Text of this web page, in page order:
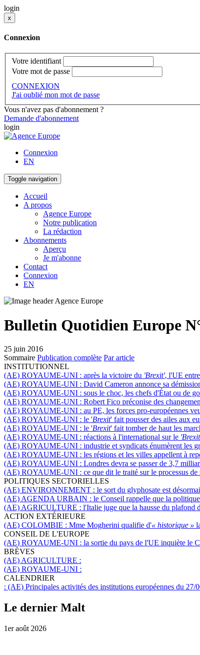
login
x
Connexion
Votre identifiant
Votre mot de passe
CONNEXION
J'ai oublié mon mot de passe
Vous n'avez pas d'abonnement ?
Demande d'abonnement
login
Connexion
EN
Toggle navigation
Accueil
A propos
Agence Europe
Notre publication
La rédaction
Abonnements
Aperçu
Je m'abonne
Contact
Connexion
EN
Bulletin Quotidien Europe
25 juin 2016
Sommaire Publication complète Par article
INSTITUTIONNEL
(AE) ROYAUME-UNI : après la victoire du 'Brexit', l'UE
(AE) ROYAUME-UNI : David Cameron annonce sa
(AE) ROYAUME-UNI : sous le choc, les chefs d'État ou de
(AE) ROYAUME-UNI : Robert Fico préconise des
(AE) ROYAUME-UNI : au PE, les forces pro-européennes
(AE) ROYAUME-UNI : le 'Brexit' fait pousser des ailes aux
(AE) ROYAUME-UNI : le 'Brexit' fait tomber de haut les
(AE) ROYAUME-UNI : réactions à l'international sur le
(AE) ROYAUME-UNI : industrie et syndicats énumèrent les
(AE) ROYAUME-UNI : les régions et les villes appellent à
(AE) ROYAUME-UNI : Londres devra se passer de 3,7
(AE) ROYAUME-UNI : ce que dit le traité sur le processus
POLITIQUES SECTORIELLES
(AE) ENVIRONNEMENT : le sort du glyphosate est
(AE) AGENDA URBAIN : le Conseil rappelle que la
(AE) AGRICULTURE : l'Italie juge que la hausse du plafond
ACTION EXTÉRIEURE
(AE) COLOMBIE : Mme Mogherini qualifie d'« historique »
CONSEIL DE L'EUROPE
(AE) ROYAUME-UNI : la sortie du pays de l'UE inquiète le
BRÈVES
(AE) AGRICULTURE :
(AE) ROYAUME-UNI :
CALENDRIER
: (AE) Principales activités des institutions européennes du 27/
Le dernier Malt
1er août 2026